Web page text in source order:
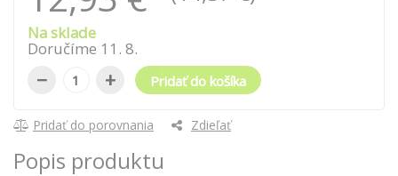
Na sklade
Doručíme 11 . 8.
− + Pridať do košíka
Pridať do porovnania Zdieľať
Popis produktu